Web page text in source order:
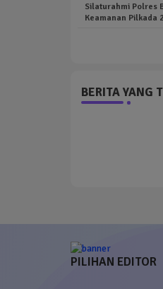
Silaturahmi Polres
Keamanan Pilkada
BERITA YANG
PILIHAN EDITOR